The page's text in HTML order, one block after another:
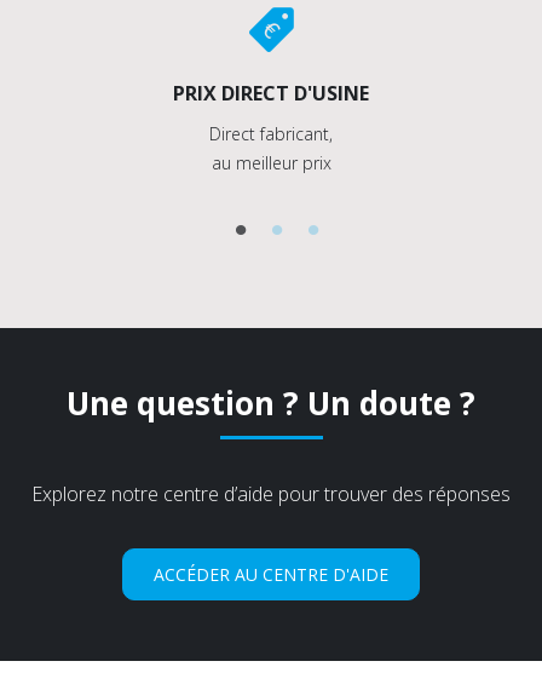
PRIX DIRECT D'USINE
Direct fabricant,
au meilleur prix
Une question ? Un doute ?
Explorez notre centre d’aide pour trouver des réponses
ACCÉDER AU CENTRE D'AIDE